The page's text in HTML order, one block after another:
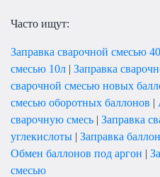
Часто ищут:
Заправка сварочной смесью
смесью 10л | Заправка
сварочной смесью новых
смесью оборотных баллонов |
сварочную смесь | Заправка
углекислоты | Заправка
Обмен баллонов под аргон |
смесью